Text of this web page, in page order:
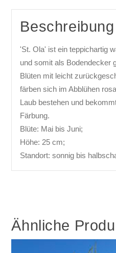
Beschreibung
'St. Ola' ist ein teppichartig
und somit als Bodendecker
Blüten mit leicht
färben sich im Abblühen
Laub bestehen und
Färbung.
Blüte: Mai bis Juni;
Höhe: 25 cm;
Standort: sonnig bis
Ähnliche